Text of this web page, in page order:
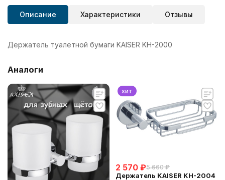
Описание Характеристики Отзывы
Держатель туалетной бумаги KAISER KH-2000
Аналоги
хит
2 570 ₽5 660 ₽
Держатель KAISER KH-2004